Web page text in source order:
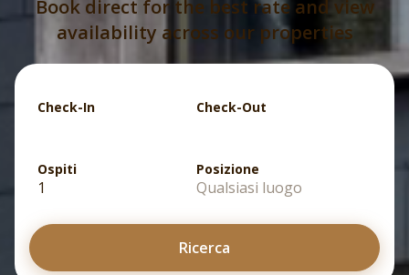
Book direct for the best rate and view
availability across our properties
Posizione
Qualsiasi luogo
Check-In Check-Out
Ospiti
1
Ricerca